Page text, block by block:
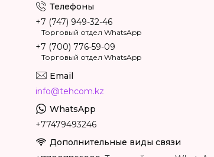
+7 (747) 949-32-46
Торговый отдел WhatsApp
+7 (700) 776-59-09
Торговый отдел WhatsApp
info@tehcom.kz
+77479493246